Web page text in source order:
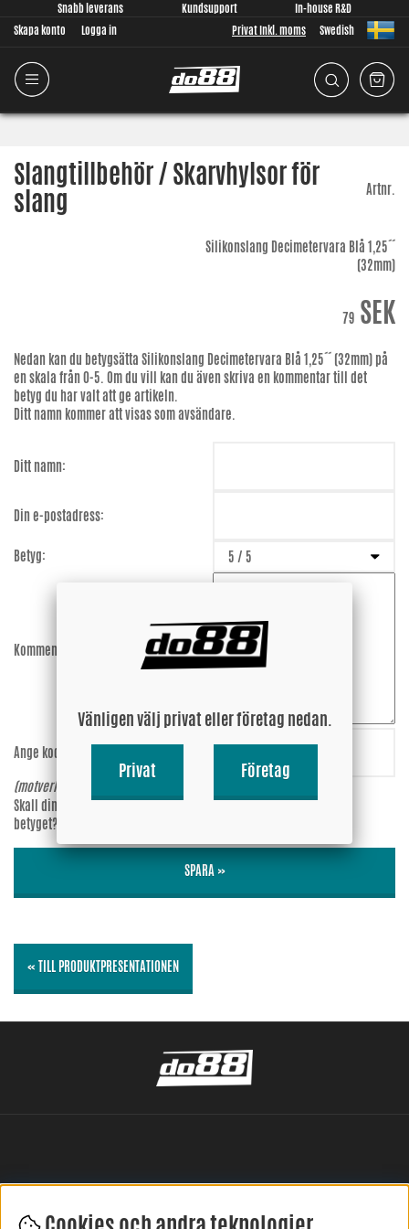
Snabb leverans Kundsupport
In-house R&D
Skapa konto
Logga in Privat Inkl. moms Swedish
Slangtillbehör / Skarvhylsor för
slang Artnr.
Silikonslang Decimetervara Blå 1,25´´
(32mm)
79 SEK
Nedan kan du betygsätta Silikonslang Decimetervara Blå 1,25´´ (32mm) på
en skala från 0-5. Om du vill kan du även skriva en kommentar till det
betyg du har valt att ge artikeln.
Ditt namn kommer att visas som avsändare.
Ditt namn:
Din e-postadress:
Betyg:
Kommentar:
Ange koden:
(motverkar spam)
Skall din epost-adress synas vid
betyget?
Ja
SPARA »
« TILL PRODUKTPRESENTATIONEN
Vänligen välj privat eller företag nedan.
Privat Företag